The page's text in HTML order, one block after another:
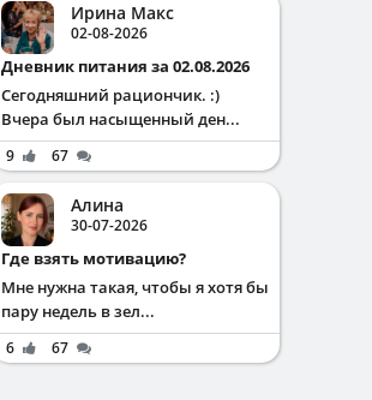
Ирина Макс
02-08-2026
Дневник питания за 02.08.2026
Сегодняшний рациончик. :)
Вчера был насыщенный ден...
9 67
Алина
30-07-2026
Где взять мотивацию?
Мне нужна такая, чтобы я хотя бы
пару недель в зел...
6 67